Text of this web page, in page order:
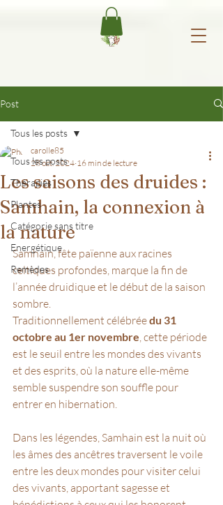
Post
Tous les posts
Thérapies
Plantes
Catégorie sans titre
Energétique
Remèdes
Tous les posts
Les saisons des druides :
Samhain, la connexion à
la nature
carolle85
28 oct. 2024 16 min de lecture
Samhain, fête païenne aux racines
celtiques profondes, marque la fin de
l’année druidique et le début de la saison
sombre.
Traditionnellement célébrée du 31
octobre au 1er novembre , cette période
est le seuil entre les mondes des vivants
et des esprits, où la nature elle-même
semble suspendre son souffle pour
entrer en hibernation.
Dans les légendes, Samhain est la nuit où
les âmes des ancêtres traversent le voile
entre les deux mondes pour visiter celui
des vivants, apportant sagesse et